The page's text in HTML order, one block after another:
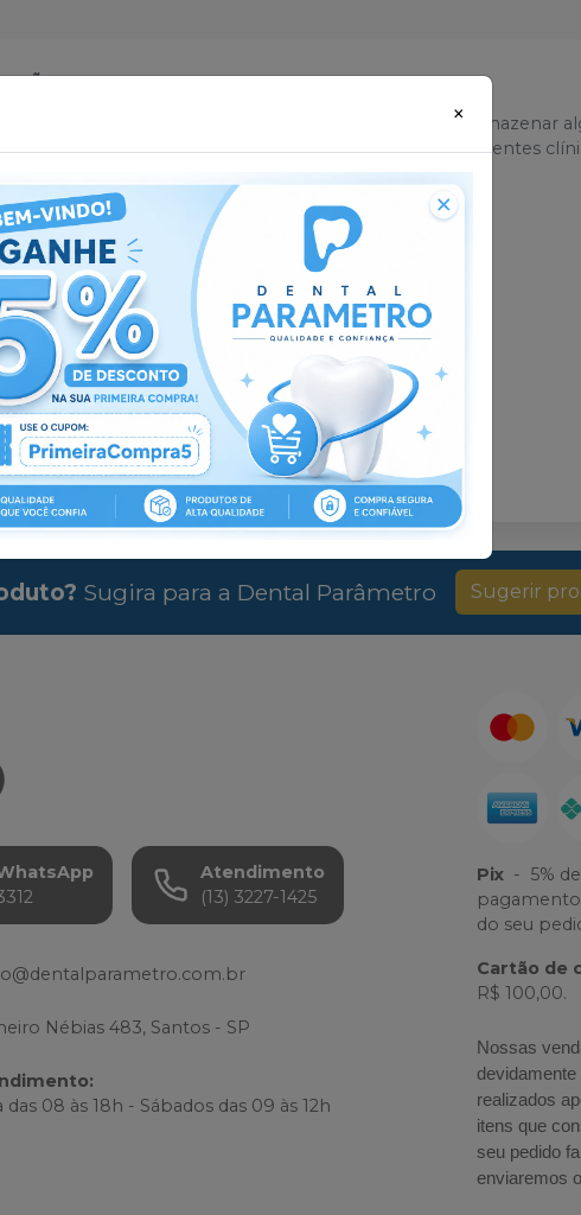
Algodão Golgran é um recipiente projetado para armazenar
médicos e odontológicos. Utilizado em ambientes
de 08x10 cm, ideal para uso em consultórios.
resistente, garantindo durabilidade.
prático que facilita o acesso ao algodão.
Organiza o espaço de trabalho, facilitando o manuseio.
para a eficiência durante os procedimentos.
Sugira para a Dental Parâmetro Sugerir
Atendimento
(13) 3227-1425
Nébias 483, Santos - SP
:
das 08 às 18h - Sábados das 09 às 12h
Pix - 5%
do seu
Cartão de
R$ 100,00.
Nossas
realizados
itens que
seu pedido
enviaremos
×